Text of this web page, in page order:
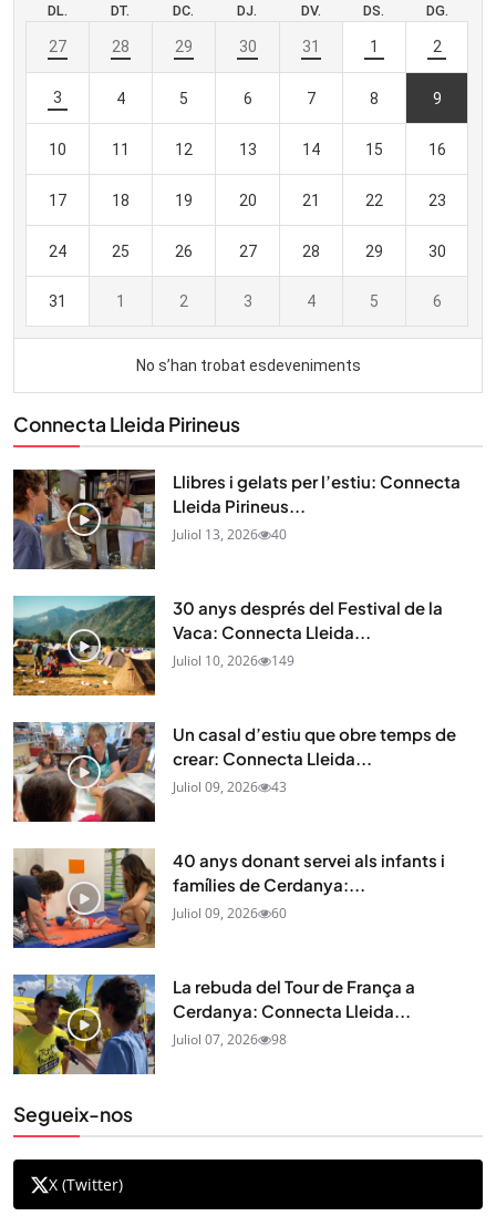
Connecta Lleida Pirineus
Llibres i gelats per l’estiu: Connecta
Lleida Pirineus...
Juliol 13, 2026 40
30 anys després del Festival de la
Vaca: Connecta Lleida...
Juliol 10, 2026 149
Un casal d’estiu que obre temps de
crear: Connecta Lleida...
Juliol 09, 2026 43
40 anys donant servei als infants i
famílies de Cerdanya:...
Juliol 09, 2026 60
La rebuda del Tour de França a
Cerdanya: Connecta Lleida...
Juliol 07, 2026 98
Segueix-nos
X (Twitter)